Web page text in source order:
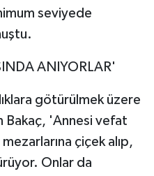
seviyede
ANIYORLAR'
götürülmek üzere
Bakaç, 'Annesi vefat
çiçek alıp,
Onlar da